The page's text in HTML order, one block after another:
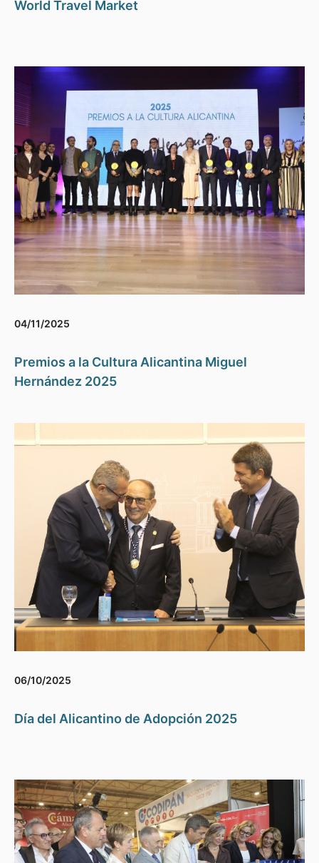
World Travel Market
04/11/2025
Premios a la Cultura Alicantina Miguel
Hernández 2025
06/10/2025
Día del Alicantino de Adopción 2025